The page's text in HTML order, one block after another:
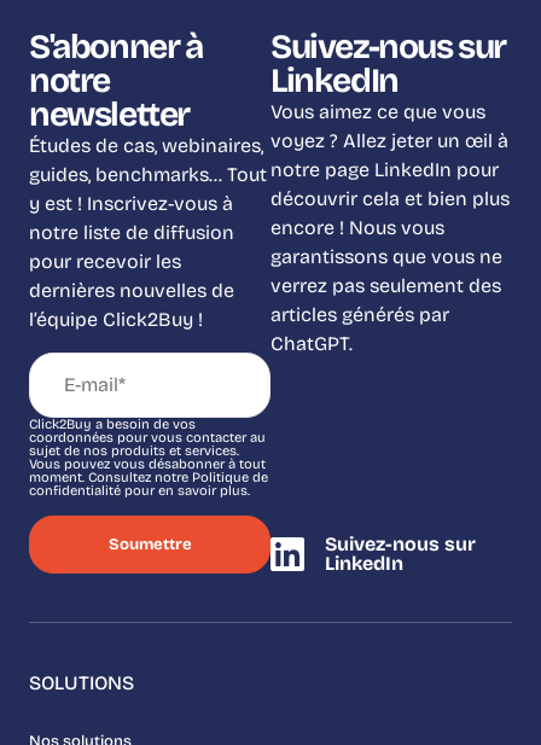
S'abonner à
notre
newsletter
Études de cas, webinaires,
guides, benchmarks… Tout
y est ! Inscrivez-vous à
notre liste de diffusion
pour recevoir les
dernières nouvelles de
l’équipe Click2Buy !
Click2Buy a besoin de vos
coordonnées pour vous contacter au
sujet de nos produits et services.
Vous pouvez vous désabonner à tout
moment. Consultez notre Politique de
confidentialité pour en savoir plus.
Suivez-nous sur
LinkedIn
Vous aimez ce que vous
voyez ? Allez jeter un œil à
notre page LinkedIn pour
découvrir cela et bien plus
encore ! Nous vous
garantissons que vous ne
verrez pas seulement des
articles générés par
ChatGPT.
Suivez-nous sur
LinkedIn
SOLUTIONS
Nos solutions